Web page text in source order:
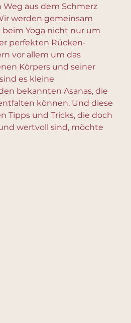
aus dem Schmerz
werden gemeinsam
beim Yoga nicht nur um
perfekten Rücken-
vor allem um das
Körpers und seiner
es kleine
bekannten Asanas, die
können. Und diese
Tipps und Tricks, die doch
wertvoll sind, möchte